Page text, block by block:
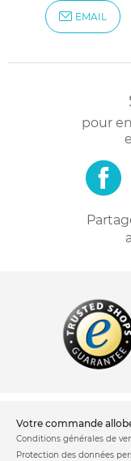
EMAIL
pour
votre commande
Conditions générales de
Protection des données